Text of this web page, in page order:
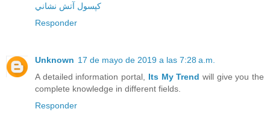
کپسول آتش نشاني
Responder
Unknown 17 de mayo de 2019 a las 7:28 a.m.
A detailed information portal, Its My Trend will give you the
complete knowledge in different fields.
Responder